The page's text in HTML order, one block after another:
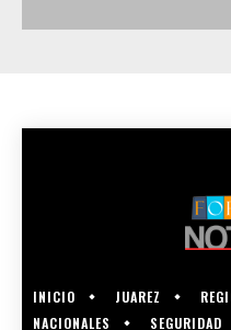
INICIO JUAREZ
NACIONALES
SEGURIDAD